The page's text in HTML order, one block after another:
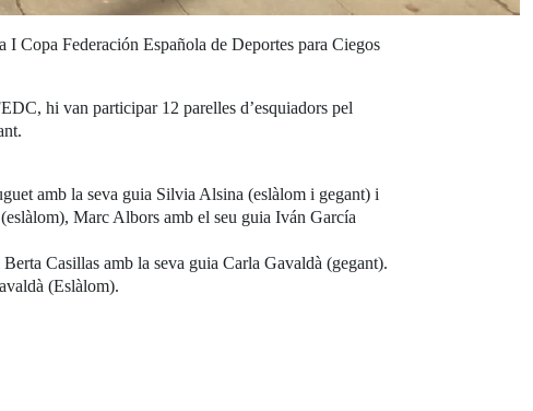
Copa Federación Española de Deportes para Ciegos
hi van participar 12 parelles d’esquiadors pel
amb la seva guia Silvia Alsina (eslàlom i gegant) i
Marc Albors amb el seu guia Iván García
Casillas amb la seva guia Carla Gavaldà (gegant).
(Eslàlom).